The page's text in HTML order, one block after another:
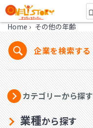
Home › その他の年齢
企業を検索する
カテゴリーから探す
業種から探す